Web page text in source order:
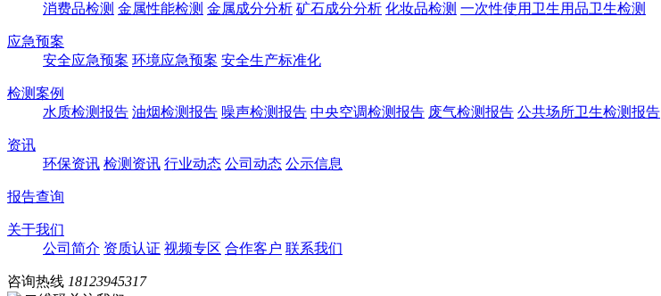
消费品检测 金属性能检测 金属成分分析 矿石成分分析 化妆品检测 一次性使用卫生用品卫生检测
应急预案
安全应急预案 环境应急预案 安全生产标准化
检测案例
水质检测报告 油烟检测报告 噪声检测报告 中央空调检测报告 废气检测报告 公共场所卫生检测报告
资讯
环保资讯 检测资讯 行业动态 公司动态 公示信息
报告查询
关于我们
公司简介 资质认证 视频专区 合作客户 联系我们
咨询热线 18123945317